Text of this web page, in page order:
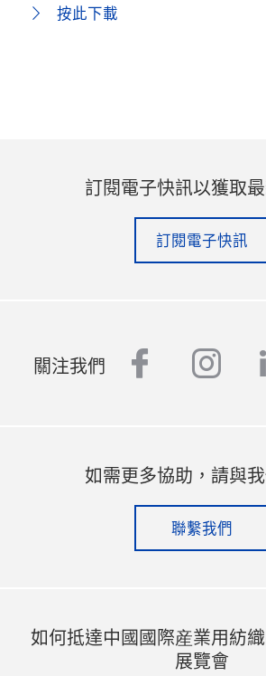
按此下載
訂閱電子快訊以獲取
訂閱電子快訊
關注我們
如需更多協助，請與
聯繫我們
如何抵達中國國際産業用紡
展覽會